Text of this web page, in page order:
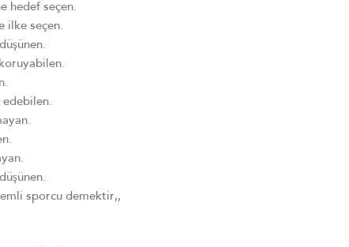
hedef seçen.
ilke seçen.
koruyabilen.
edebilen.
sporcu demektir,,